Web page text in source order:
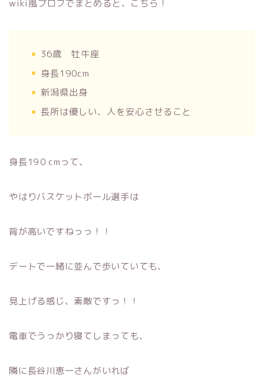
wiki風プロフでまとめると、こちら！
36歳 牡牛座
身長190cm
新潟県出身
長所は優しい、人を安心させること
身長19０cmって、
やはりバスケットボール選手は
背が高いですねっっ！！
デートで一緒に並んで歩いていても、
見上げる感じ、素敵ですっ！！
電車でうっかり寝てしまっても、
隣に長谷川恵一さんがいれば